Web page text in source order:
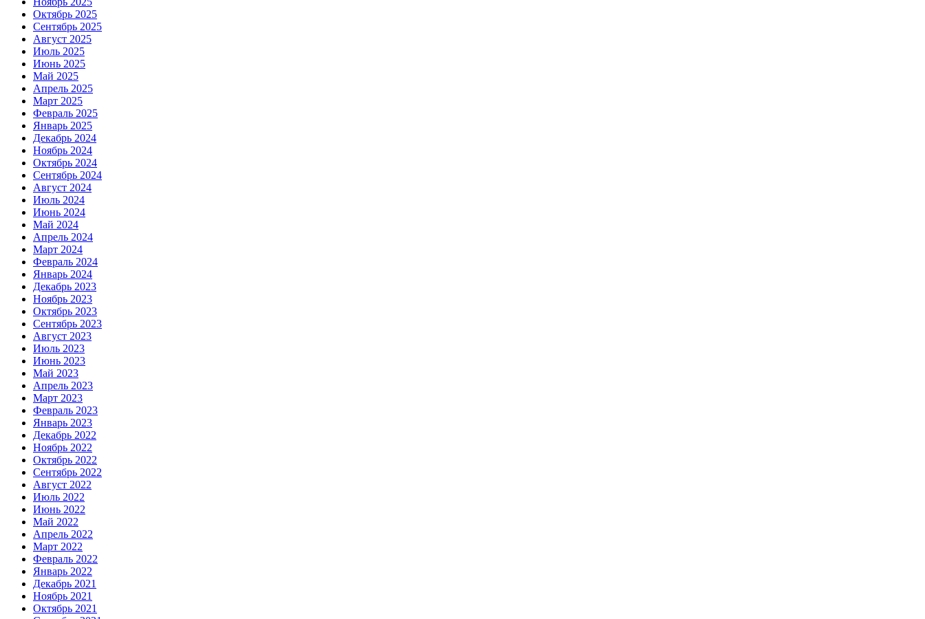
Октябрь 2025
Сентябрь 2025
Август 2025
Июль 2025
Июнь 2025
Май 2025
Апрель 2025
Март 2025
Февраль 2025
Январь 2025
Декабрь 2024
Ноябрь 2024
Октябрь 2024
Сентябрь 2024
Август 2024
Июль 2024
Июнь 2024
Май 2024
Апрель 2024
Март 2024
Февраль 2024
Январь 2024
Декабрь 2023
Ноябрь 2023
Октябрь 2023
Сентябрь 2023
Август 2023
Июль 2023
Июнь 2023
Май 2023
Апрель 2023
Март 2023
Февраль 2023
Январь 2023
Декабрь 2022
Ноябрь 2022
Октябрь 2022
Сентябрь 2022
Август 2022
Июль 2022
Июнь 2022
Май 2022
Апрель 2022
Март 2022
Февраль 2022
Январь 2022
Декабрь 2021
Ноябрь 2021
Октябрь 2021